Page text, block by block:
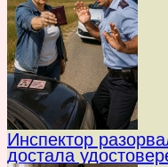
Инспектор
достала